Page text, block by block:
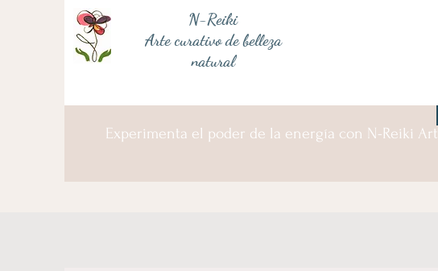
N-Reiki
Arte curativo de belleza
natural
Experimenta el poder de la energía con N-Reiki Art